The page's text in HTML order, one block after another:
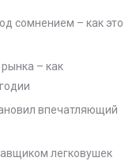
сомнением – как это
– как
впечатляющий
легковушек